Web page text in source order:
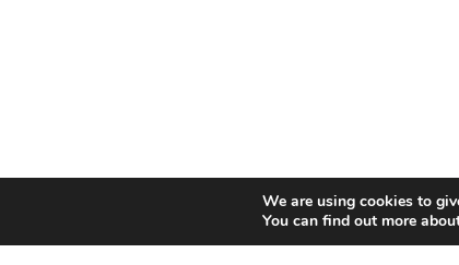
We are using cookies to
You can find out more